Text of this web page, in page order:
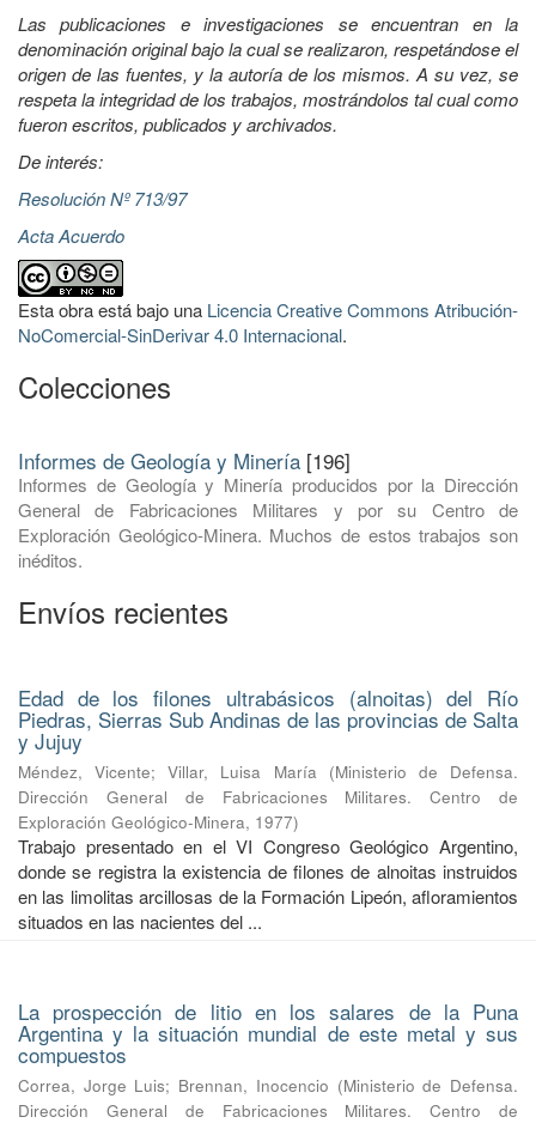
Las publicaciones e investigaciones se encuentran en la
denominación original bajo la cual se realizaron, respetándose el
origen de las fuentes, y la autoría de los mismos. A su vez, se
respeta la integridad de los trabajos, mostrándolos tal cual como
fueron escritos, publicados y archivados.
De interés:
Resolución Nº 713/97
Acta Acuerdo
Esta obra está bajo una Licencia Creative Commons Atribución-
NoComercial-SinDerivar 4.0 Internacional.
Colecciones
Informes de Geología y Minería [196]
Informes de Geología y Minería producidos por la Dirección
General de Fabricaciones Militares y por su Centro de
Exploración Geológico-Minera. Muchos de estos trabajos son
inéditos.
Envíos recientes
Edad de los filones ultrabásicos (alnoitas) del Río
Piedras, Sierras Sub Andinas de las provincias de Salta
y Jujuy
Méndez, Vicente;Villar, Luisa María (Ministerio de Defensa.
Dirección General de Fabricaciones Militares. Centro de
Exploración Geológico-Minera, 1977)
Trabajo presentado en el VI Congreso Geológico Argentino,
donde se registra la existencia de filones de alnoitas instruidos
en las limolitas arcillosas de la Formación Lipeón, afloramientos
situados en las nacientes del ...
La prospección de litio en los salares de la Puna
Argentina y la situación mundial de este metal y sus
compuestos
Correa, Jorge Luis; Brennan, Inocencio (Ministerio de Defensa.
Dirección General de Fabricaciones Militares. Centro de